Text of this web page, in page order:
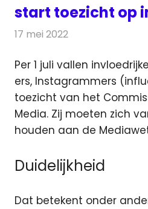
start toezicht op
17 mei 2022
Per 1 juli vallen
ers, Instagrammers
toezicht van het
Media. Zij moeten zich
houden aan de
Duidelijkheid
Dat betekent onder